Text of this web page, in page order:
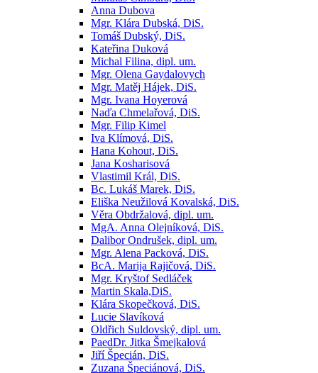
Anna Dubova
Mgr. Klára Dubská, DiS.
Tomáš Dubský, DiS.
Kateřina Duková
Michal Filina, dipl. um.
Mgr. Olena Gaydalovych
Mgr. Matěj Hájek, DiS.
Mgr. Ivana Hoyerová
Naďa Chmelařová, DiS.
Mgr. Filip Kimel
Iva Klímová, DiS.
Hana Kohout, DiS.
Jana Kosharisová
Vlastimil Král, DiS.
Bc. Lukáš Marek, DiS.
Eliška Neužilová Kovalská, DiS.
Věra Obdržalová, dipl. um.
MgA. Anna Olejníková, DiS.
Dalibor Ondrušek, dipl. um.
Mgr. Alena Packová, DiS.
BcA. Marija Rajičová, DiS.
Mgr. Kryštof Sedláček
Martin Skala,DiS.
Klára Skopečková, DiS.
Lucie Slavíková
Oldřich Suldovský, dipl. um.
PaedDr. Jitka Šmejkalová
Jiří Špecián, DiS.
Zuzana Špeciánová, DiS.